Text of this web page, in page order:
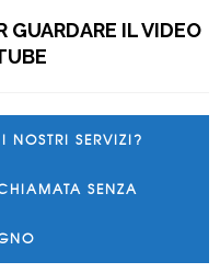
GUARDARE IL VIDEO
NOSTRI SERVIZI?
SENZA